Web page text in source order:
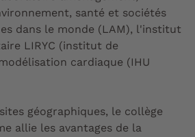
santé et sociétés
dans le monde (LAM), l'institut
LIRYC (institut de
cardiaque (IHU
géographiques, le collège
allie les avantages de la